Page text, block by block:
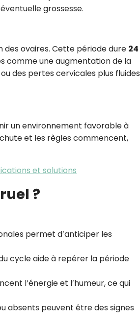
grossesse.
des ovaires. Cette période dure 24
comme une augmentation de la
des pertes cervicales plus fluides
un environnement favorable à
chute et les règles commencent,
et solutions
?
permet d’anticiper les
cycle aide à repérer la période
l’énergie et l’humeur, ce qui
absents peuvent être des signes